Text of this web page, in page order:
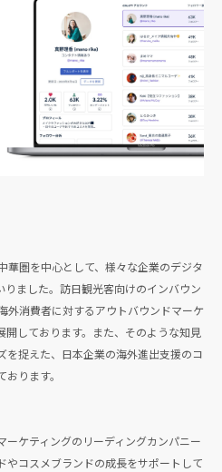
華圏を中心として、様々な企業のデジタ
りました。訪日観光客向けのインバウン
外消費者に対するアウトバウンドマーケ
開しております。また、そのような知見
を捉えた、日本企業の海外進出支援のコ
ります。
ケティングのリーディングカンパニー
やコスメブランドの成長をサポートして